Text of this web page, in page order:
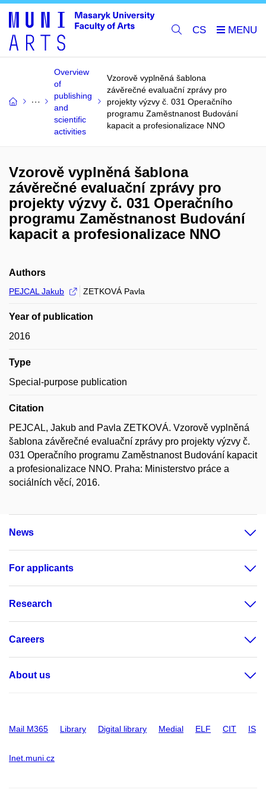
CS
Overview
of
publishing
and
scientific
activities
Vzorově vyplněná šablona
závěrečné evaluační zprávy pro
projekty výzvy č. 031 Operačního
programu Zaměstnanost Budování
kapacit a profesionalizace NNO
Vzorově vyplněná šablona
závěrečné evaluační zprávy pro
projekty výzvy č. 031 Operačního
programu Zaměstnanost Budování
kapacit a profesionalizace NNO
Authors
PEJCAL Jakub ZETKOVÁ Pavla
Year of publication
2016
Type
Special-purpose publication
Citation
PEJCAL, Jakub and Pavla ZETKOVÁ. Vzorově vyplněná
šablona závěrečné evaluační zprávy pro projekty výzvy č.
031 Operačního programu Zaměstnanost Budování kapacit
a profesionalizace NNO. Praha: Ministerstvo práce a
sociálních věcí, 2016.
News
For applicants
Research
Careers
About us
Mail M365 Library Digital library Medial ELF CIT IS
Inet.muni.cz